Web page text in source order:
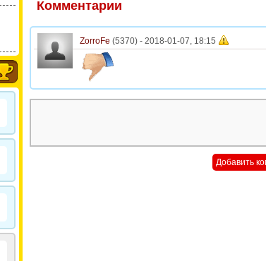
Комментарии
ZorroFe (5370) - 2018-01-07, 18:15